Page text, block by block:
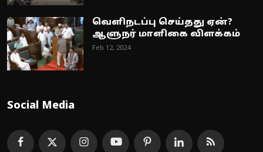
வெளிநடப்பு செய்தது ஏன்?
ஆளுநர் மாளிகை விளக்கம்
Feb 12, 2024
Social Media